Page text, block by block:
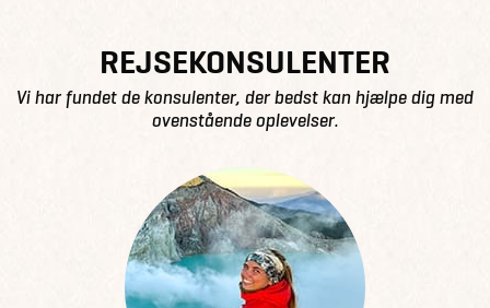
REJSEKONSULENTER
Vi har fundet de konsulenter, der bedst kan hjælpe dig med
ovenstående oplevelser.